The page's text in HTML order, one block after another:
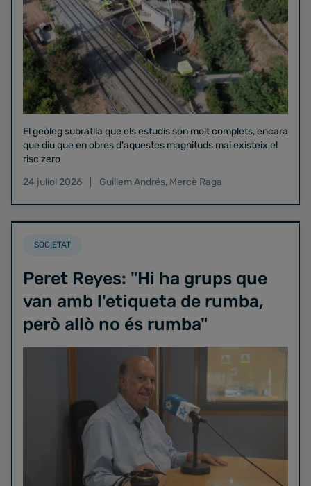
El geòleg subratlla que els estudis són molt complets, encara
que diu que en obres d'aquestes magnituds mai existeix el
risc zero
24 juliol 2026
Guillem Andrés, Mercè Raga
SOCIETAT
Peret Reyes: "Hi ha grups que
van amb l'etiqueta de rumba,
però allò no és rumba"